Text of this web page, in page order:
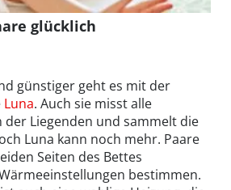
glücklich
günstiger geht es mit der
Luna. Auch sie misst alle
Liegenden und sammelt die
Luna kann noch mehr. Paare
Seiten des Bettes
bestimmen.